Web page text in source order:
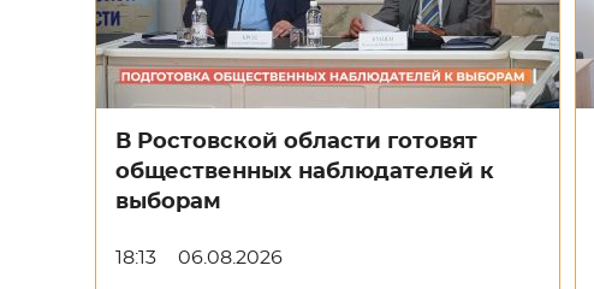
В Ростовской области готовят
общественных наблюдателей к
выборам
18:13 06.08.2026